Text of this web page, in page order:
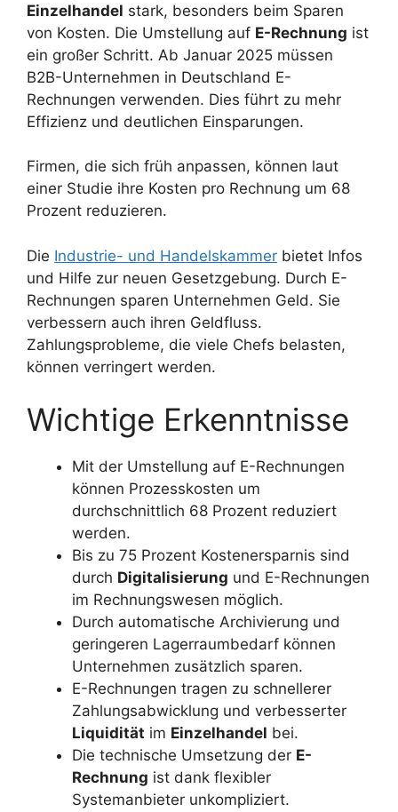
Einzelhandel stark, besonders beim Sparen
von Kosten. Die Umstellung auf E-Rechnung ist
ein großer Schritt. Ab Januar 2025 müssen
B2B-Unternehmen in Deutschland E-
Rechnungen verwenden. Dies führt zu mehr
Effizienz und deutlichen Einsparungen.
Firmen, die sich früh anpassen, können laut
einer Studie ihre Kosten pro Rechnung um 68
Prozent reduzieren.
Die Industrie- und Handelskammer bietet Infos
und Hilfe zur neuen Gesetzgebung. Durch E-
Rechnungen sparen Unternehmen Geld. Sie
verbessern auch ihren Geldfluss.
Zahlungsprobleme, die viele Chefs belasten,
können verringert werden.
Wichtige Erkenntnisse
Mit der Umstellung auf E-Rechnungen
können Prozesskosten um
durchschnittlich 68 Prozent reduziert
werden.
Bis zu 75 Prozent Kostenersparnis sind
durch Digitalisierung und E-Rechnungen
im Rechnungswesen möglich.
Durch automatische Archivierung und
geringeren Lagerraumbedarf können
Unternehmen zusätzlich sparen.
E-Rechnungen tragen zu schnellerer
Zahlungsabwicklung und verbesserter
Liquidität im Einzelhandel bei.
Die technische Umsetzung der E-
Rechnung ist dank flexibler
Systemanbieter unkompliziert.